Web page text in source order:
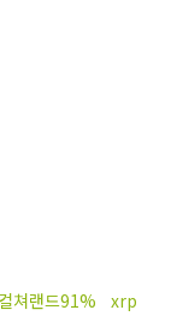
컬쳐랜드91%
xrp